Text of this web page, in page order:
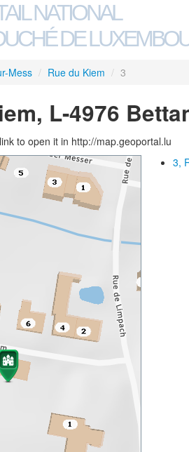
NATIONAL
DE
Mess / Rue du Kiem / 3
L-4976
to open it in http://map.geoportal.lu
3,